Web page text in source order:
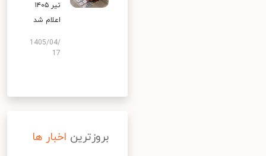
تیر ۱۴۰۵
اعلام شد
1405/04/
17
بروزترین اخبار ها